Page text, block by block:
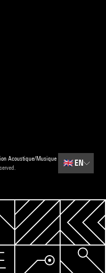
Acoustique/Musique
🇬🇧 EN